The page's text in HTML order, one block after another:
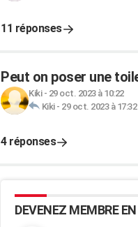
11 réponses
Peut on poser une
Kiki- 29 oct. 2023 à 10:22
Kiki- 29 oct. 2023 à 17:32
4 réponses
DEVENEZ MEMBRE